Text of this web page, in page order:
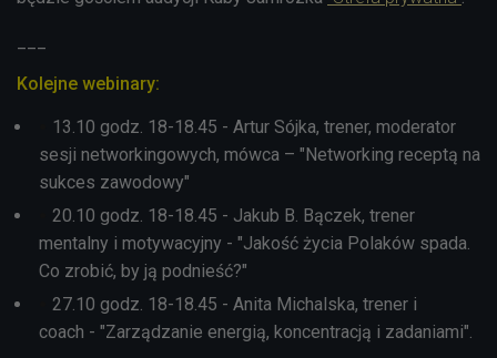
Kolejne webinary:
13.10 godz. 18-18.45 - Artur Sójka, trener, moderator
sesji networkingowych, mówca – "Networking receptą na
sukces zawodowy"
20.10 godz. 18-18.45 - Jakub B. Bączek, trener
mentalny i motywacyjny - "Jakość życia Polaków spada.
Co zrobić, by ją podnieść?"
27.10 godz. 18-18.45 - Anita Michalska, trener i
coach - "Zarządzanie energią, koncentracją i zadaniami".